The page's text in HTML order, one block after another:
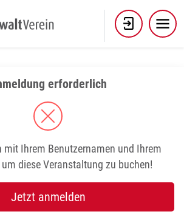
erforderlich
mit Ihrem Benutzernamen und Ihrem
diese Veranstaltung zu buchen!
Jetzt anmelden